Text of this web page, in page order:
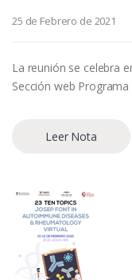
25 de Febrero de 2021
La reunión se celebra
Sección web Programa
Leer Nota